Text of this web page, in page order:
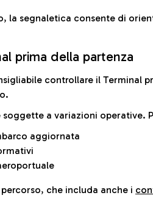
la segnaletica consente di
prima della partenza
controllare il Terminal
soggette a variazioni operative.
aggiornata
che includa anche i